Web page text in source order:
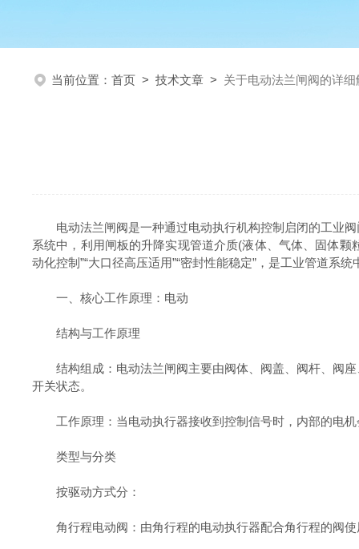
当前位置： 首页 > 技术文章 > 关于电动法兰闸阀的详细
电动法兰闸阀是一种通过电动执行机构控制启闭的工业阀
系统中，利用闸板的升降实现管道介质(液体、气体、固体
动化控制”“大口径高压适用”“密封性能稳定”，是工业管道系
一、核心工作原理：电动
结构与工作原理
结构组成：电动法兰闸阀主要由阀体、阀盖、阀杆、阀座
开关状态。
工作原理：当电动执行器接收到控制信号时，内部的电机
类型与分类
按驱动方式分：
角行程电动阀：由角行程的电动执行器配合角行程的阀使